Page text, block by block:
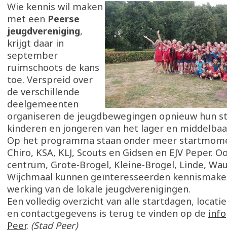
Wie kennis wil maken
met een Peerse
jeugdvereniging,
krijgt daar in
september
ruimschoots de kans
toe. Verspreid over
de verschillende
deelgemeenten
organiseren de jeugdbewegingen opnieuw hun
kinderen en jongeren van het lager en
Op het programma staan onder meer
Chiro, KSA, KLJ, Scouts en Gidsen en EJV Peper.
centrum, Grote-Brogel, Kleine-Brogel, Linde,
Wijchmaal kunnen geïnteresseerden
werking van de lokale jeugdverenigingen.
Een volledig overzicht van alle startdagen,
en contactgegevens is terug te vinden op de
Peer. (Stad Peer)